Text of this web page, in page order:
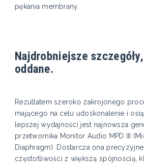
pękania membrany.
Najdrobniejsze
oddane.
Rezultatem szeroko zakrojonego
mającego na celu udoskonalenie i
lepszej wydajności jest najnowsza
przetwornika Monitor Audio MPD III
Diaphragm). Dostarcza ona
częstotliwości z większą spójnością,